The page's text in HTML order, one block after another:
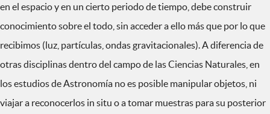
en el espacio y en un cierto periodo de tiempo, debe construir
conocimiento sobre el todo, sin acceder a ello más que por lo que
recibimos (luz, partículas, ondas gravitacionales). A diferencia de
otras disciplinas dentro del campo de las Ciencias Naturales, en
los estudios de Astronomía no es posible manipular objetos, ni
viajar a reconocerlos in situ o a tomar muestras para su posterior